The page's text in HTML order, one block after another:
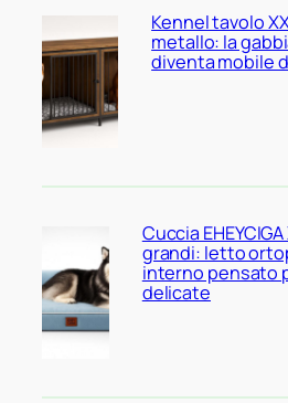
Kennel tavolo
metallo: la
diventa mobile
Cuccia
grandi: letto
interno pensato
delicate